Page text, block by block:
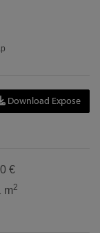
Download Expose
€
m2